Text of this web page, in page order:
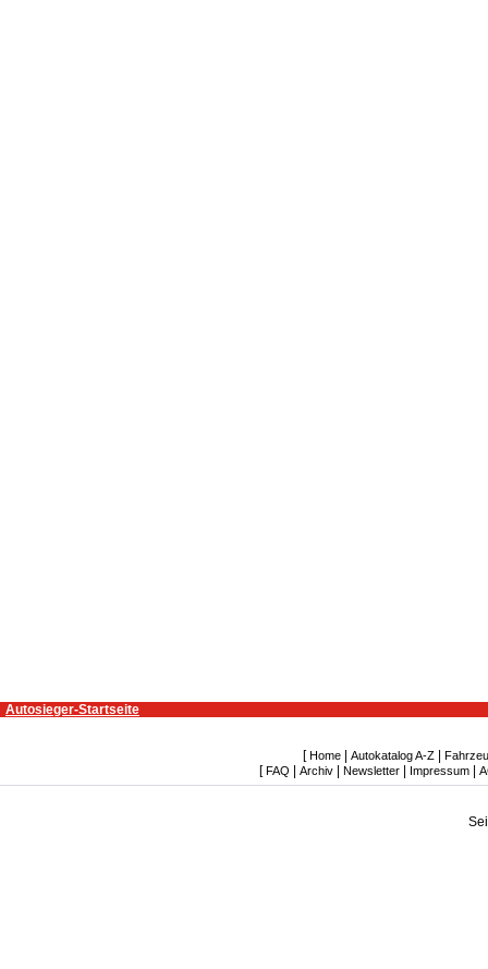
Autosieger-Startseite
[ Home Autokatalog A-Z
[ FAQ Archiv| Newsletter| Impressum|